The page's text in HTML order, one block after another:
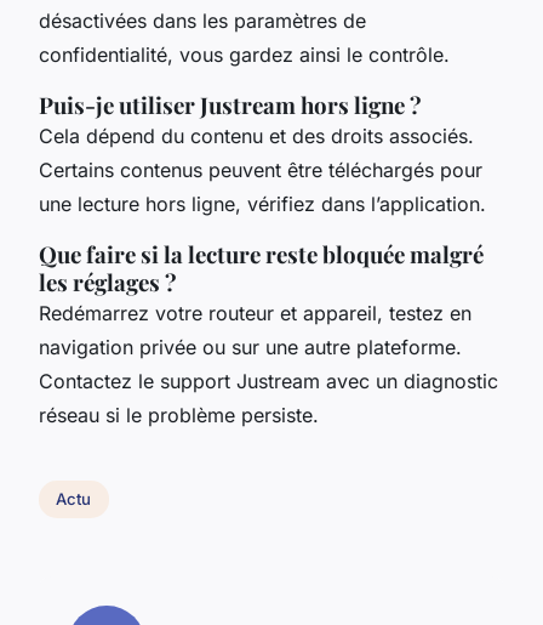
désactivées dans les paramètres de
confidentialité, vous gardez ainsi le contrôle.
Puis-je utiliser Justream hors ligne ?
Cela dépend du contenu et des droits associés.
Certains contenus peuvent être téléchargés pour
une lecture hors ligne, vérifiez dans l’application.
Que faire si la lecture reste bloquée malgré
les réglages ?
Redémarrez votre routeur et appareil, testez en
navigation privée ou sur une autre plateforme.
Contactez le support Justream avec un diagnostic
réseau si le problème persiste.
Actu